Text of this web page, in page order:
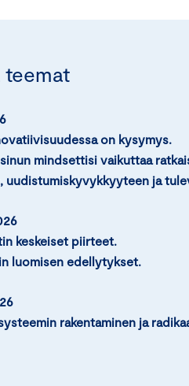
teemat
on kysymys.
mindsettisi vaikuttaa
uudistumiskyvykkyyteen ja
keskeiset piirteet.
luomisen edellytykset.
rakentaminen ja